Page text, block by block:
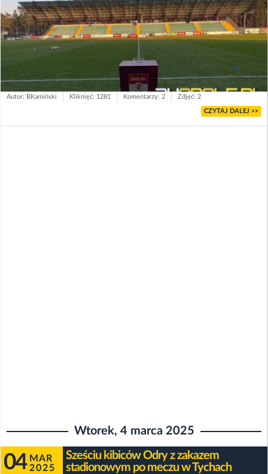
Autor: BKamiński Kliknięć: 1281 Komentarzy: 2 Zdjęć: 2
CZYTAJ DALEJ >>
Wtorek, 4 marca 2025
04 MAR
2025
Sześciu kibiców Odry z zakazem
stadionowym po meczu w Tychach